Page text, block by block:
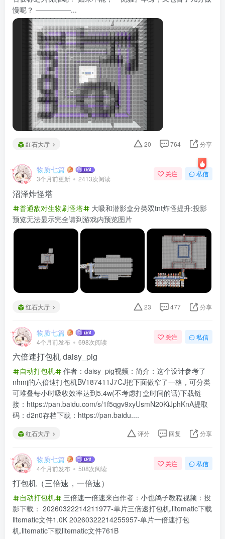
慢呢？ —————...
红石大厅 20 764 分享
物质七篇
3个月前更新 2413次阅读
关注 私信
沼泽炸怪塔
普通敌对生物刷怪塔
大吸和潜影盒分类双tnt炸怪提升:投影
预览无法显示完全请到游戏内预览图片
红石大厅 23 477 分享
物质七篇
4个月前发布 698次阅读
关注 私信
六倍速打包机 daisy_pig
自动打包机
作者：daisy_pig视频：简介：这个设计参考了
nhmj的六倍速打包机BV187411J7CJ把下面做窄了一格，可分类
可堆叠每小时吸收效率达到5.4w(不考虑打盒时间的话)下载链
接：https://pan.baidu.com/s/1f5qgv9xyUsmN20KiJphKnA提取
码：d2n0存档下载：https://pan.baidu....
红石大厅 评分 回复 分享
物质七篇
4个月前发布 508次阅读
关注 私信
打包机（三倍速，一倍速）
自动打包机
三倍速一倍速来自作者：小也鸽子教程视频：投
影下载： 20260322214211977-单片三倍速打包机.litematic下载
litematic文件1.0K 20260322214255957-单片一倍速打包
机.litematic下载litematic文件761B